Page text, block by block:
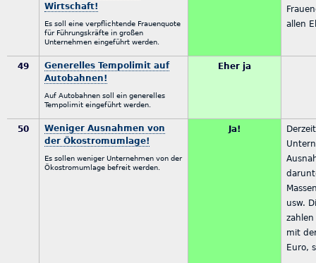
Wirtschaft!
Es soll eine verpflichtende Frauenquote
für Führungskräfte in großen
Unternehmen eingeführt werden.
allen
49
Generelles Tempolimit auf
Autobahnen!
Auf Autobahnen soll ein generelles
Tempolimit eingeführt werden.
Eher ja
50
Weniger Ausnahmen von
der Ökostromumlage!
Es sollen weniger Unternehmen von der
Ökostromumlage befreit werden.
Ja!
usw.
mit
Euro,